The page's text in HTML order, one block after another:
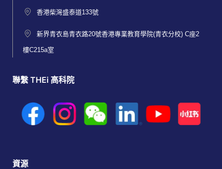
香港柴灣盛泰道133號
新界青衣島青衣路20號香港專業教育學院(青衣分校) C座2
樓C215a室
聯繫 THEi 高科院
資源